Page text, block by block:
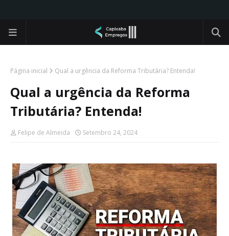
Página inicial Qual a urgência da Reforma Tributária? Entenda!
Qual a urgência da Reforma
Tributária? Entenda!
Felipe de Almeida Setembro 24, 2024